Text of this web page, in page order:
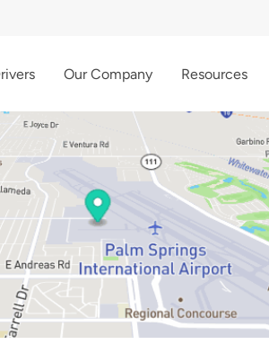
Our Company Resources